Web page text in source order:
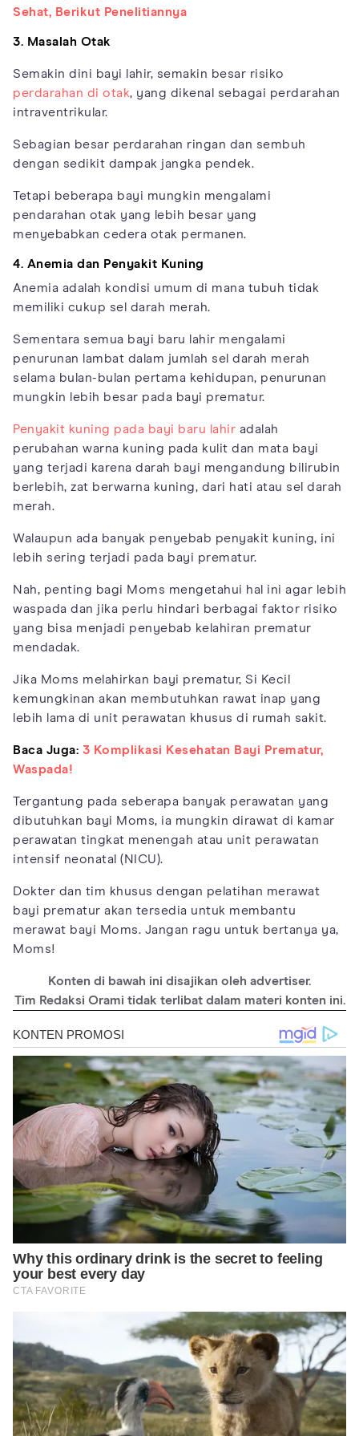
Sehat, Berikut Penelitiannya
3. Masalah Otak
Semakin dini bayi lahir, semakin besar risiko
perdarahan di otak, yang dikenal sebagai perdarahan
intraventrikular.
Sebagian besar perdarahan ringan dan sembuh
dengan sedikit dampak jangka pendek.
Tetapi beberapa bayi mungkin mengalami
pendarahan otak yang lebih besar yang
menyebabkan cedera otak permanen.
4. Anemia dan Penyakit Kuning
Anemia adalah kondisi umum di mana tubuh tidak
memiliki cukup sel darah merah.
Sementara semua bayi baru lahir mengalami
penurunan lambat dalam jumlah sel darah merah
selama bulan-bulan pertama kehidupan, penurunan
mungkin lebih besar pada bayi prematur.
Penyakit kuning pada bayi baru lahir adalah
perubahan warna kuning pada kulit dan mata bayi
yang terjadi karena darah bayi mengandung bilirubin
berlebih, zat berwarna kuning, dari hati atau sel darah
merah.
Walaupun ada banyak penyebab penyakit kuning, ini
lebih sering terjadi pada bayi prematur.
Nah, penting bagi Moms mengetahui hal ini agar lebih
waspada dan jika perlu hindari berbagai faktor risiko
yang bisa menjadi penyebab kelahiran prematur
mendadak.
Jika Moms melahirkan bayi prematur, Si Kecil
kemungkinan akan membutuhkan rawat inap yang
lebih lama di unit perawatan khusus di rumah sakit.
Baca Juga: 3 Komplikasi Kesehatan Bayi Prematur,
Waspada!
Tergantung pada seberapa banyak perawatan yang
dibutuhkan bayi Moms, ia mungkin dirawat di kamar
perawatan tingkat menengah atau unit perawatan
intensif neonatal (NICU).
Dokter dan tim khusus dengan pelatihan merawat
bayi prematur akan tersedia untuk membantu
merawat bayi Moms. Jangan ragu untuk bertanya ya,
Moms!
Konten di bawah ini disajikan oleh advertiser.
Tim Redaksi Orami tidak terlibat dalam materi konten ini.